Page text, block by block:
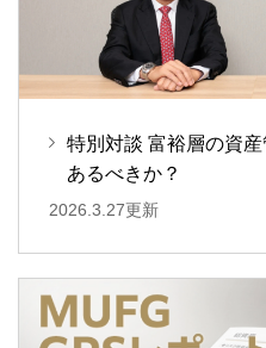
特別対談 富裕層の資
あるべきか？
2026.3.27更新